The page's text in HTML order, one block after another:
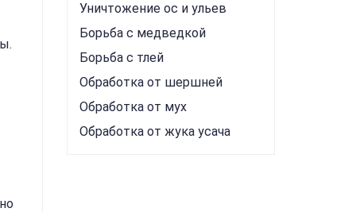
Уничтожение ос и ульев
Борьба с медведкой
Борьба с тлей
Обработка от шершней
Обработка от мух
Обработка от жука усача